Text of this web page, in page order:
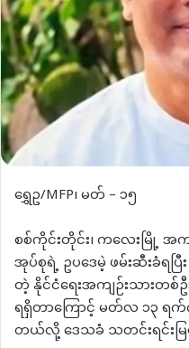
‌‌ရွှေဥ/MFP၊ မတ် – ၁၅
စစ်ကိုင်းတိုင်း၊ ကလေးမြို့ အ
အုပ်စုရဲ့ ဥပဒေမဲ့ ဖမ်းဆီးခံရပ
တဲ့ နိုင်ငံရေးအကျဉ်းသားတ
ရရှိတာကြောင့် မတ်လ ၁၃ ရ
တယ်လို့ ဒေသခံ သတင်းရင်းမြ